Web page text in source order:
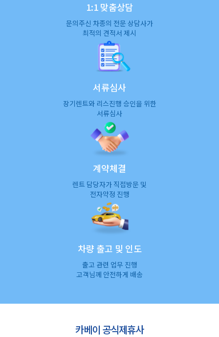
1:1 맞춤상담
문의주신 차종의 전문 상담사가
최적의 견적서 제시
서류심사
장기렌트와 리스진행 승인을 위한
서류심사
계약체결
렌트 담당자가 직접방문 및
전자약정 진행
차량 출고 및 인도
출고 관련 업무 진행
고객님께 안전하게 배송
카베이 공식제휴사